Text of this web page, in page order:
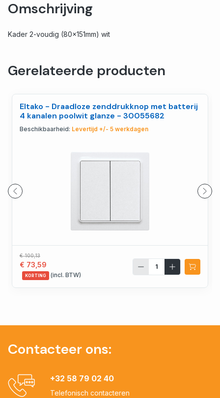
Omschrijving
Kader 2-voudig (80x151mm) wit
Gerelateerde producten
Eltako - Draadloze zenddrukknop met batterij
4 kanalen poolwit glanze - 30055682
Beschikbaarheid: Levertijd +/- 5 werkdagen
€ 100,13
€ 73,59
KORTING (incl. BTW)
Contacteer ons:
+32 58 79 02 40
Telefonisch contacteren